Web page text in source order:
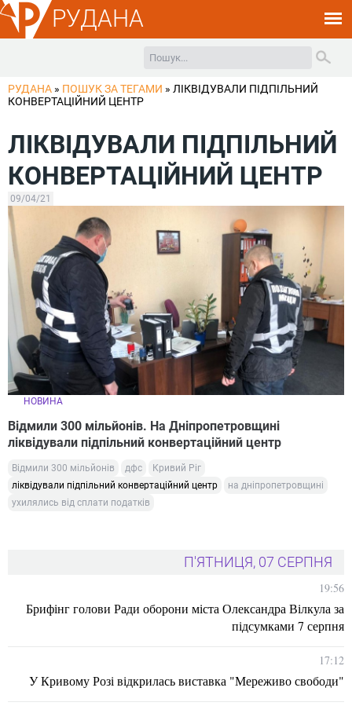
РУДАНА
РУДАНА » ПОШУК ЗА ТЕГАМИ » ЛІКВІДУВАЛИ ПІДПІЛЬНИЙ
КОНВЕРТАЦІЙНИЙ ЦЕНТР
ЛІКВІДУВАЛИ ПІДПІЛЬНИЙ
КОНВЕРТАЦІЙНИЙ ЦЕНТР
09/04/21
НОВИНА
Відмили 300 мільйонів. На Дніпропетровщині
ліквідували підпільний конвертаційний центр
Відмили 300 мільйонів дфс
Кривий Ріг
ліквідували підпільний конвертаційний центр
на дніпропетровщині
ухилялись від сплати податків
П'ЯТНИЦЯ, 07 СЕРПНЯ
19:56
Брифінг голови Ради оборони міста Олександра Вілкула за
підсумками 7 серпня
17:12
У Кривому Розі відкрилась виставка "Мереживо свободи"